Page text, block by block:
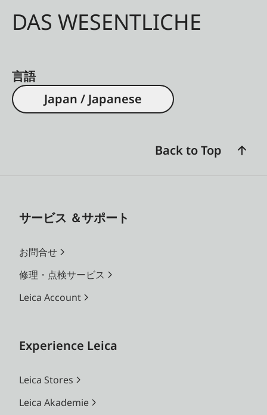
DAS WESENTLICHE
言語
Japan / Japanese
Back to Top
サービス ＆サポート
お問合せ
修理・点検サービス
Leica Account
Experience Leica
Leica Stores
Leica Akademie